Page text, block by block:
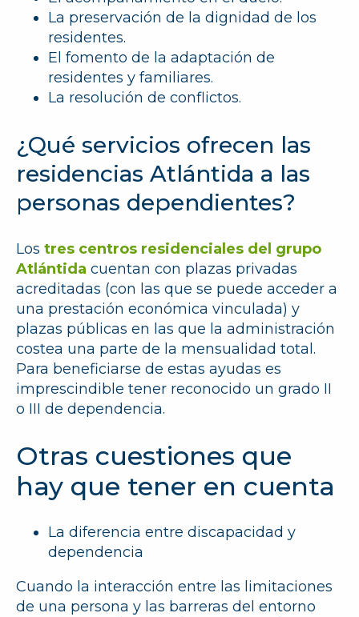
La preservación de la dignidad de los
residentes.
El fomento de la adaptación de
residentes y familiares.
La resolución de conflictos.
¿Qué servicios ofrecen las
residencias Atlántida a las
personas dependientes?
Los tres centros residenciales del grupo
Atlántida cuentan con plazas privadas
acreditadas (con las que se puede acceder a
una prestación económica vinculada) y
plazas públicas en las que la administración
costea una parte de la mensualidad total.
Para beneficiarse de estas ayudas es
imprescindible tener reconocido un grado II
o III de dependencia.
Otras cuestiones que
hay que tener en cuenta
La diferencia entre discapacidad y
dependencia
Cuando la interacción entre las limitaciones
de una persona y las barreras del entorno